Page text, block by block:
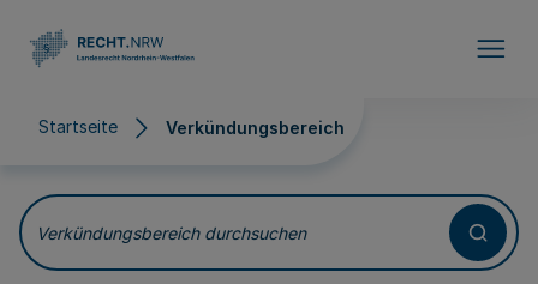
Startseite Verkündungsbereich
Verkündungsbereich
Verkündungsbereich durchsuchen